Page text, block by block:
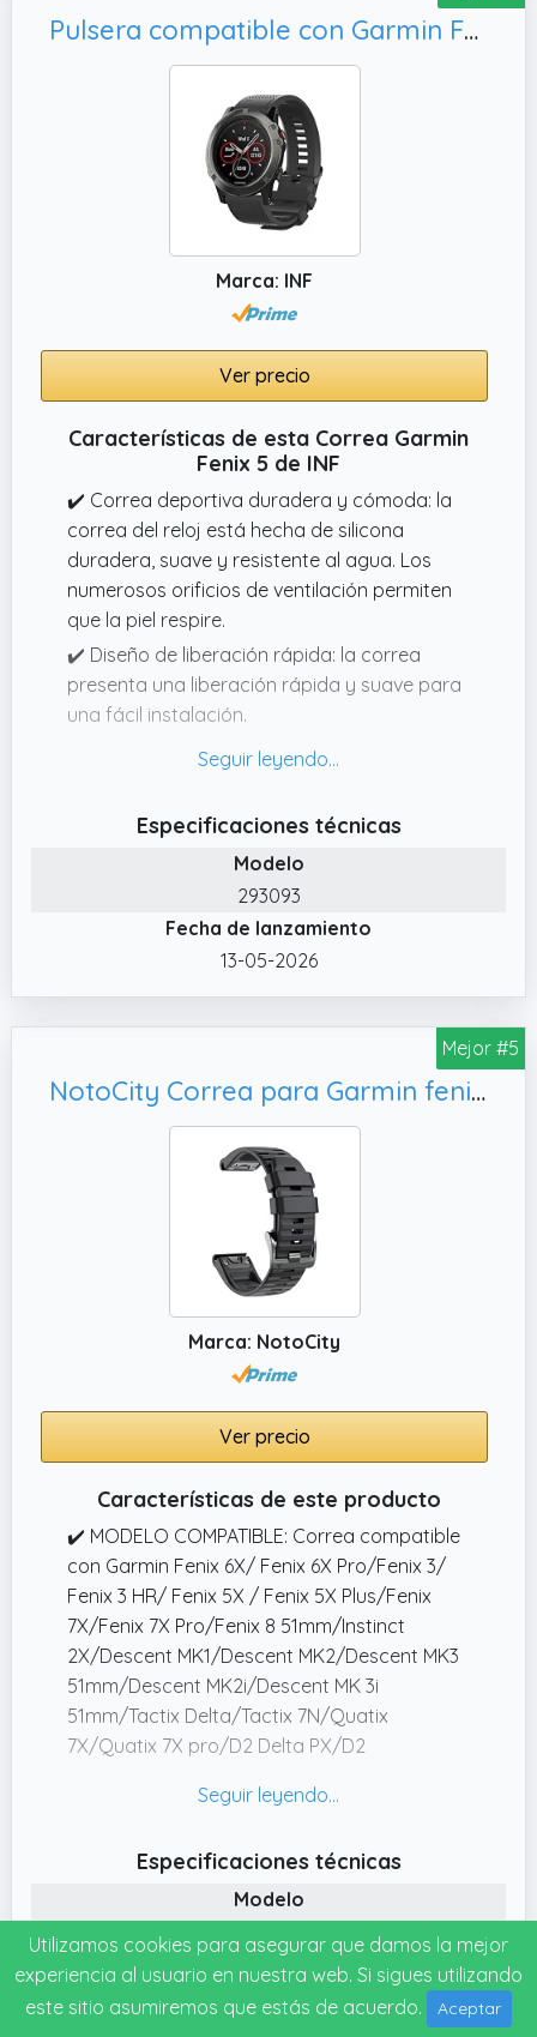
QuickFit),compruebe su modelo de reloj
antes de realizar el pedido.
(175mm230mm),mida su muñeca y
asegúrese del tamaño antes de comprar.
Pulsera compatible con Garmin Fenix 5 Plus/Fenix 5/Forerunner 935/Fenix 6/Fenix 3/Fenix 5x/Fenix 6x, correa deportiva fabricada en silicona
Marca: INF
Ver precio
Características de esta Correa Garmin
Fenix 5 de INF
✔️ Correa deportiva duradera y cómoda: la
correa del reloj está hecha de silicona
duradera, suave y resistente al agua. Los
numerosos orificios de ventilación permiten
que la piel respire.
✔️ Diseño de liberación rápida: la correa
presenta una liberación rápida y suave para
una fácil instalación.
✔️ Compatibilidad: La correa de repuesto se
3/Fenix 5x/Fenix 6x.
✔️ Fácil de instalar y reemplazar: la correa de
repuesto tiene un ajuste perfecto y es fácil
de instalar y reemplazar.
Especificaciones técnicas
Modelo
293093
Fecha de lanzamiento
13-05-2026
Mejor #5
NotoCity Correa para Garmin fenix 6x/6x Pro, Epix Pro 51mm(Negro)
Marca: NotoCity
Ver precio
Características de este producto
✔️ MODELO COMPATIBLE: Correa compatible
con Garmin Fenix 6X/ Fenix 6X Pro/Fenix 3/
Fenix 3 HR/ Fenix 5X / Fenix 5X Plus/Fenix
7X/Fenix 7X Pro/Fenix 8 51mm/Instinct
2X/Descent MK1/Descent MK2/Descent MK3
51mm/Descent MK2i/Descent MK 3i
51mm/Tactix Delta/Tactix 7N/Quatix
7X/Quatix 7X pro/D2 Delta PX/D2
✔️ FÁCIL DE INSTALAR: Es fácil tomar o quitar
fácil. La parte que se conecta a su reloj se
ajusta bien y es suficiente para mantener su
✔️ SERVICIO AL CLIENTE: Lo que podemos
prometer a nuestros clientes son productos
y servicios de la más alta calidad. Si tiene
Especificaciones técnicas
Modelo
Fecha de lanzamiento
13-05-2026
Utilizamos cookies para asegurar que damos la mejor
experiencia al usuario en nuestra web. Si sigues utilizando
este sitio asumiremos que estás de acuerdo.
Aceptar